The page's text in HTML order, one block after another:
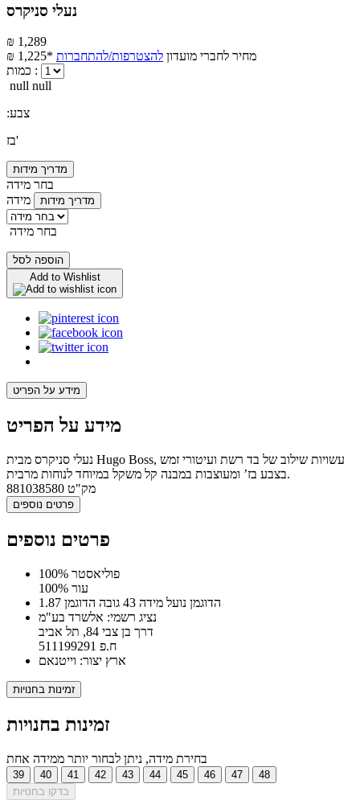
נעלי סניקרס
₪ 1,289
₪ 1,225*
מחיר לחברי מועדון להצטרפות/להתחברות
כמות :
null null
:צבע
בז'
מדריך מידות
בחר מידה
מידה
מדריך מידות
בחר מידה
הוספה לסל
Add to Wishlist
מידע על הפריט
מידע על הפריט
נעלי סניקרס מבית Hugo Boss, עשויות שילוב של בד רשת ועיטורי זמש
בצבע בז’ ומעוצבות במבנה קל משקל במיוחד לנוחות מרבית.
מק"ט 881038580
פרטים נוספים
פרטים נוספים
100% פוליאסטר
100% עור
הדוגמן נועל מידה 43 גובה הדוגמן 1.87
נציג רשמי: אלשרד בע"מ
דרך בן צבי 84, תל אביב
ח.פ 511199291
ארץ יצור: וייטנאם
זמינות בחנויות
זמינות בחנויות
בחירת מידה, ניתן לבחור יותר ממידה אחת
39 40 41 42 43 44 45 46 47
48
בדקו בחנויות